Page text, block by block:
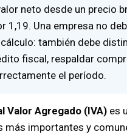
neto desde un precio
1,19. Una empresa no
también debe
fiscal, respaldar
el período.
Valor Agregado (IVA)es
más importantes y